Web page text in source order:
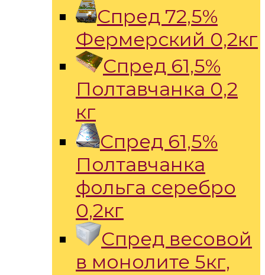
Спред 72,5%
Фермерский 0,2кг
Спред 61,5%
Полтавчанка 0,2
кг
Спред 61,5%
Полтавчанка
фольга серебро
0,2кг
Спред весовой
в монолите 5кг,